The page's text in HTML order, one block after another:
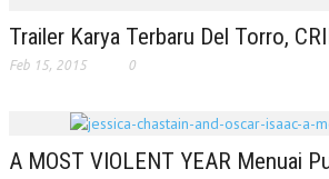
Trailer Karya Terbaru Del Torro,
Feb 15, 2015 0
A MOST VIOLENT YEAR Menuai